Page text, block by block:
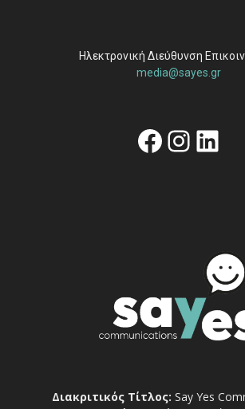
Ηλεκτρονική Διεύθυνση
media@sayes.gr
Facebook
Διακριτικός Τίτλος: Say Yes